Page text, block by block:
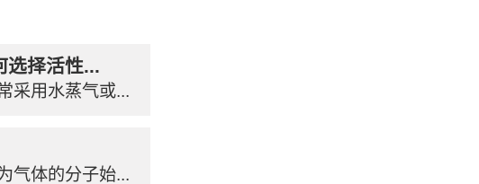
选择活性...
采用水蒸气或...
气体的分子始...